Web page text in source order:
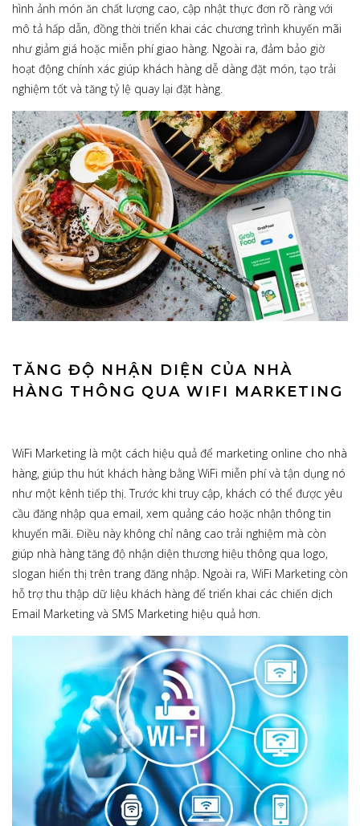
hình ảnh món ăn chất lượng cao, cập nhật thực đơn rõ ràng với
mô tả hấp dẫn, đồng thời triển khai các chương trình khuyến mãi
như giảm giá hoặc miễn phí giao hàng. Ngoài ra, đảm bảo giờ
hoạt động chính xác giúp khách hàng dễ dàng đặt món, tạo trải
nghiệm tốt và tăng tỷ lệ quay lại đặt hàng.
TĂNG ĐỘ NHẬN DIỆN CỦA NHÀ
HÀNG THÔNG QUA WIFI MARKETING
WiFi Marketing là một cách hiệu quả để marketing online cho nhà
hàng, giúp thu hút khách hàng bằng WiFi miễn phí và tận dụng nó
như một kênh tiếp thị. Trước khi truy cập, khách có thể được yêu
cầu đăng nhập qua email, xem quảng cáo hoặc nhận thông tin
khuyến mãi. Điều này không chỉ nâng cao trải nghiệm mà còn
giúp nhà hàng tăng độ nhận diện thương hiệu thông qua logo,
slogan hiển thị trên trang đăng nhập. Ngoài ra, WiFi Marketing còn
hỗ trợ thu thập dữ liệu khách hàng để triển khai các chiến dịch
Email Marketing và SMS Marketing hiệu quả hơn.